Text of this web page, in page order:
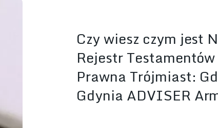
Czy wiesz czym jest
Rejestr
Prawna Trójmiast:
Gdynia ADVISER